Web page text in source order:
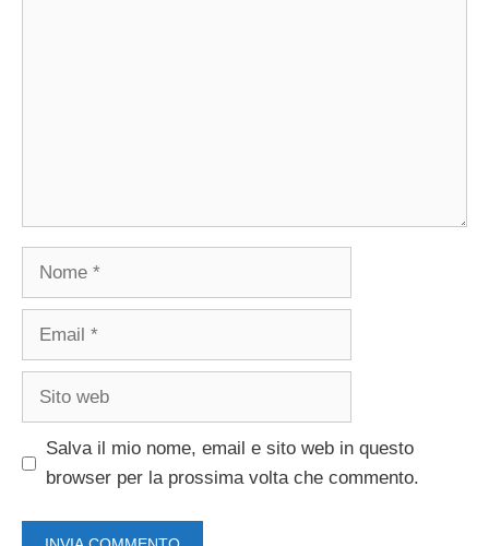
Nome
Email
Sito
Salva il mio nome, email e sito web in questo
browser per la prossima volta che commento.